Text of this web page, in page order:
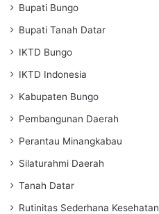
Bupati Bungo
Bupati Tanah Datar
IKTD Bungo
IKTD Indonesia
Kabupaten Bungo
Pembangunan Daerah
Perantau Minangkabau
Silaturahmi Daerah
Tanah Datar
Rutinitas Sederhana Kesehatan